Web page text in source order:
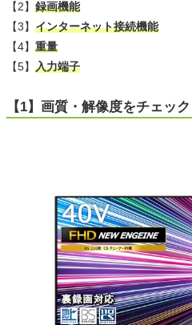
【2】 録画機能
【3】 インターネット接続機能
【4】 重量
【5】 入力端子
【1】画質・解像度をチェック